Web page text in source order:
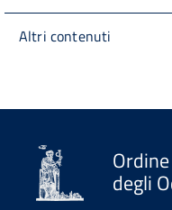
Altri contenuti
degli